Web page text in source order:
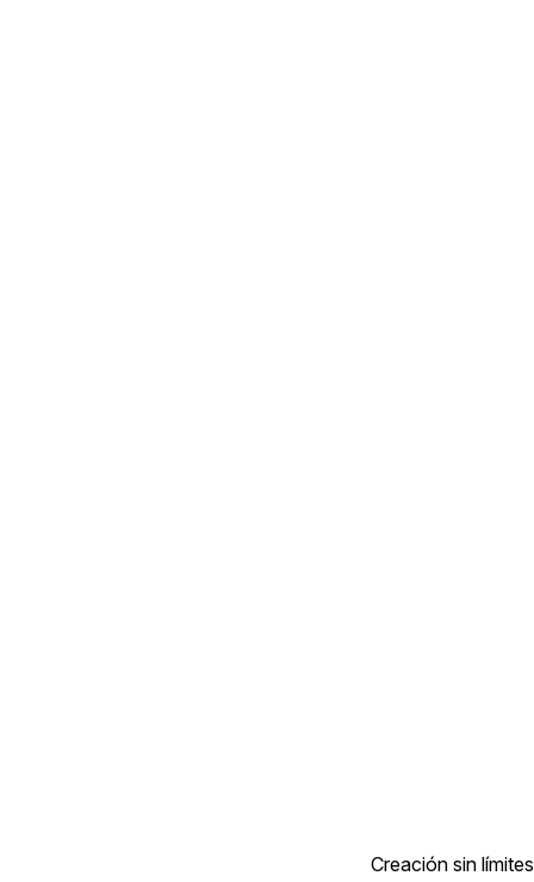
Creación sin